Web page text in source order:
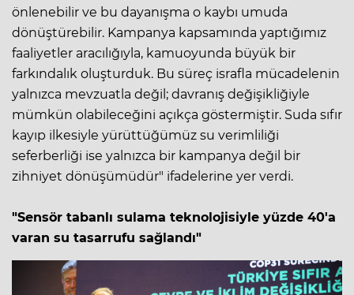
önlenebilir ve bu dayanışma o kaybı umuda
dönüştürebilir. Kampanya kapsamında yaptığımız
faaliyetler aracılığıyla, kamuoyunda büyük bir
farkındalık oluşturduk. Bu süreç israfla mücadelenin
yalnızca mevzuatla değil; davranış değişikliğiyle
mümkün olabileceğini açıkça göstermiştir. Suda sıfır
kayıp ilkesiyle yürüttüğümüz su verimliliği
seferberliği ise yalnızca bir kampanya değil bir
zihniyet dönüşümüdür" ifadelerine yer verdi.
"Sensör tabanlı sulama teknolojisiyle yüzde 40'a
varan su tasarrufu sağlandı"